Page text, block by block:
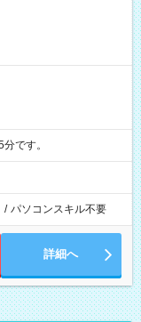
分です。
/ パソコンスキル不要
詳細へ